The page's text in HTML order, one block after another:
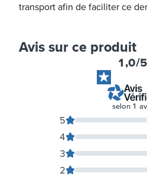
transport afin de faciliter ce
Avis sur ce produit
1,0/5
selon 1
2
3
4
5